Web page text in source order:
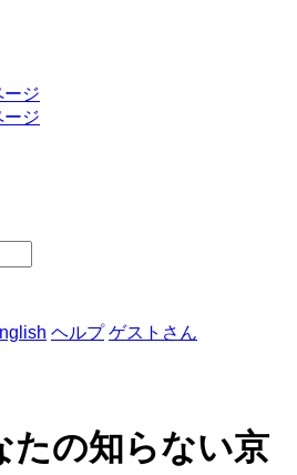
ジ
ジ
ヘルプ ゲストさん
たの知らない京